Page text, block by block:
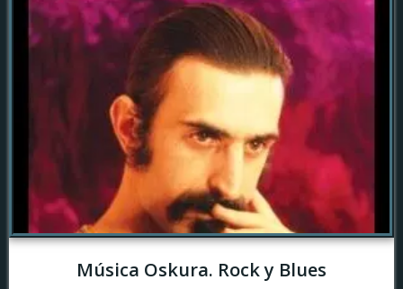
Música Oskura. Rock y Blues